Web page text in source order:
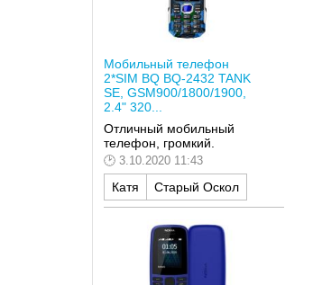
Мобильный телефон
2*SIM BQ BQ-2432 TANK
SE, GSM900/1800/1900,
2.4" 320...
Отличный мобильный
телефон, громкий.
3.10.2020 11:43
Катя Старый Оскол